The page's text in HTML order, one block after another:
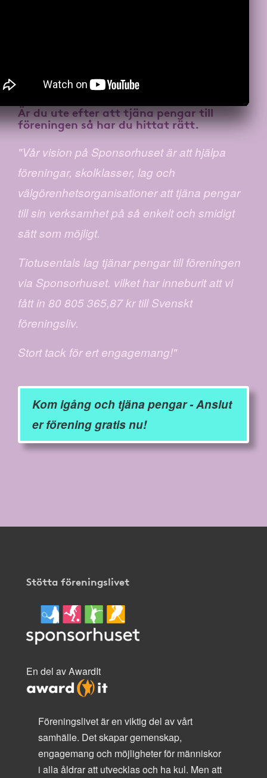
Är du ute efter atttjäna pengar till
föreningenså har du hittat rätt.
"Vår vision på Sponsorhuset är att hjälpa
föreningar, skolklasser, lag och
välgörenhetsorganisationer att tjäna pengar
till sin verksamhet på så enkelt och smidigt
sätt som möjligt.
Tiotusentals lag tjänar pengar till föreningen
via Sponsorhuset. vilket har inneburit att vi
fått in 80 805 365,87 kr till Svenskt
föreningsliv.
Stort tack för ert engagemang!"
Kom igång och tjäna pengar - Anslut
er förening gratis nu!
Stötta föreningslivet
En del av AwardIt
Föreningslivet är en viktig del av vårt
samhälle. Det skapar gemenskap,
engagemang och möjligheter för människor
i alla åldrar att utvecklas och ha kul. Men att